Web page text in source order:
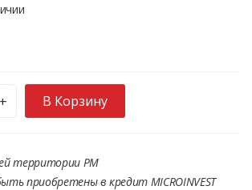
+ В Корзину
территории РМ
приобретены в кредит MICROINVEST